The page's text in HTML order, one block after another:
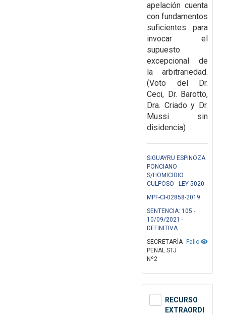
apelación cuenta
con fundamentos
suficientes para
invocar el
supuesto
excepcional de
la arbitrariedad.
(Voto del Dr.
Ceci, Dr. Barotto,
Dra. Criado y Dr.
Mussi sin
disidencia)
SIGUAYRU ESPINOZA
PONCIANO
S/HOMICIDIO
CULPOSO - LEY 5020
MPF-CI-02858-2019
SENTENCIA: 105 -
10/09/2021 -
DEFINITIVA
Fallo
SECRETARÍA
PENAL STJ
Nº2
RECURSO
EXTRAORDI